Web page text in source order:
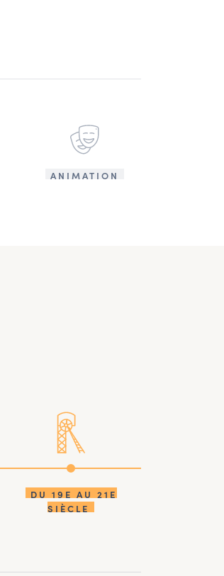
ANIMATION
DU 19E AU 21E
SIÈCLE